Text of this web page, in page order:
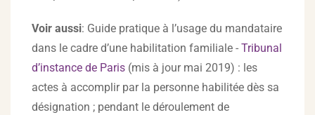
Voir aussi: Guide pratique à l’usage du mandataire
dans le cadre d’une habilitation familiale - Tribunal
d’instance de Paris (mis à jour mai 2019) : les
actes à accomplir par la personne habilitée dès sa
désignation ; pendant le déroulement de